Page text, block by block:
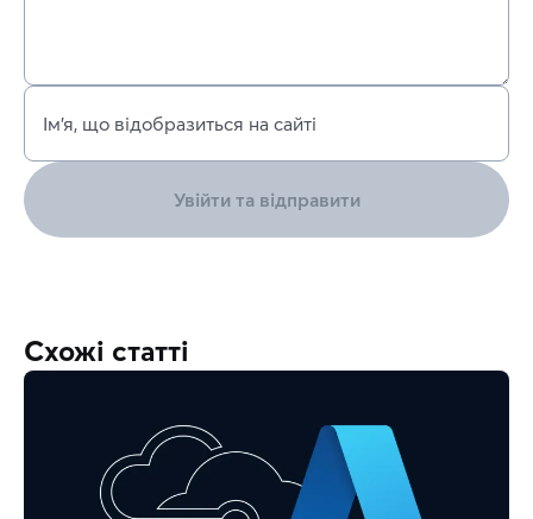
Ім’я, що відобразиться на сайті
Увійти та відправити
Схожі статті